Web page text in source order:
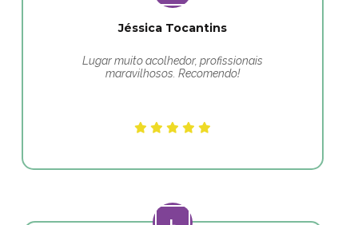
Jéssica Tocantins
Lugar muito acolhedor, profissionais
maravilhosos. Recomendo!